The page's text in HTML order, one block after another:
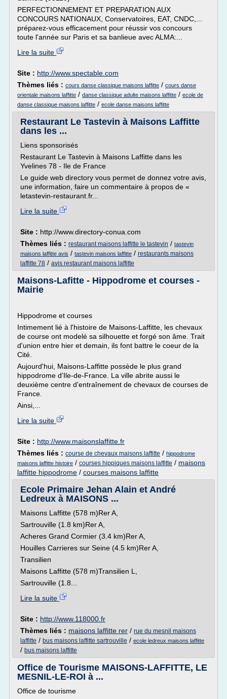
PERFECTIONNEMENT ET PREPARATION AUX
CONCOURS NATIONAUX, Conservatoires, EAT, CNDC,...
préparez-vous efficacement pour réussir vos concours
toute l'année sur Paris et sa banlieue avec ALMA:...
Lire la suite
Site : http://www.spectable.com
Thèmes liés : cours danse classique maisons laffitte / cours danse
orientale maisons laffitte / danse classique adulte maisons laffitte / ecole de
danse classique maisons laffitte / ecole danse maisons laffitte
Restaurant Le Tastevin à Maisons Laffitte
dans les ...
Liens sponsorisés
Restaurant Le Tastevin à Maisons Laffitte dans les
Yvelines 78 - Ile de France
Le guide web directory vous permet de donnez votre avis,
une information, faire un commentaire à propos de «
letastevin-restaurant.fr...
Lire la suite
Site : http://www.directory-conua.com
Thèmes liés : restaurant maisons laffitte le tastevin / tastevin
maisons laffitte avis / tastevin maisons laffitte / restaurants maisons
laffitte 78 / avis restaurant maisons laffitte
Maisons-Lafitte - Hippodrome et courses -
Mairie
Hippodrome et courses
Intimement lié à l'histoire de Maisons-Laffitte, les chevaux
de course ont modelé sa silhouette et forgé son âme. Trait
d'union entre hier et demain, ils font battre le coeur de la
Cité.
Aujourd'hui, Maisons-Laffitte possède le plus grand
hippodrome d'Ile-de-France. La ville abrite aussi le
deuxième centre d'entraînement de chevaux de courses de
France.
Ainsi,...
Lire la suite
Site : http://www.maisonslaffitte.fr
Thèmes liés : course de chevaux maisons laffitte / hippodrome
maisons laffitte histoire / courses hippiques maisons laffitte / maisons
laffitte hippodrome / courses maisons laffitte
Ecole Primaire Jehan Alain et André
Ledreux à MAISONS ...
Maisons Laffitte (578 m)Rer A,
Sartrouville (1.8 km)Rer A,
Acheres Grand Cormier (3.4 km)Rer A,
Houilles Carrieres sur Seine (4.5 km)Rer A,
Transilien
Maisons Laffitte (578 m)Transilien L,
Sartrouville (1.8...
Lire la suite
Site : http://www.118000.fr
Thèmes liés : maisons laffitte rer / rue du mesnil maisons
laffitte / bus maisons laffitte sartrouville / ecole ledreux maisons laffitte
/ bus maisons laffitte
Office de Tourisme MAISONS-LAFFITTE, LE
MESNIL-LE-ROI à ...
Office de tourisme